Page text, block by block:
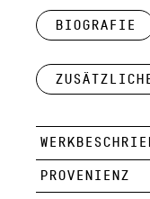
Biografie
PROVENIENZ